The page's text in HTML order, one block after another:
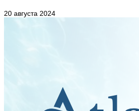
20 августа 2024